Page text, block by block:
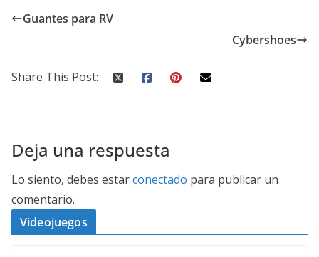
Guantes para RV
Cybershoes
Share This Post:
Deja una respuesta
Lo siento, debes estarconectado para publicar un
comentario.
Videojuegos